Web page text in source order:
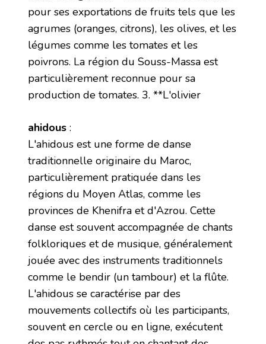
pour ses exportations de fruits tels que les
agrumes (oranges, citrons), les olives, et les
légumes comme les tomates et les
poivrons. La région du Souss-Massa est
particulièrement reconnue pour sa
production de tomates. 3. **L'olivier
ahidous :
L'ahidous est une forme de danse
traditionnelle originaire du Maroc,
particulièrement pratiquée dans les
régions du Moyen Atlas, comme les
provinces de Khenifra et d'Azrou. Cette
danse est souvent accompagnée de chants
folkloriques et de musique, généralement
jouée avec des instruments traditionnels
comme le bendir (un tambour) et la flûte.
L'ahidous se caractérise par des
mouvements collectifs où les participants,
souvent en cercle ou en ligne, exécutent